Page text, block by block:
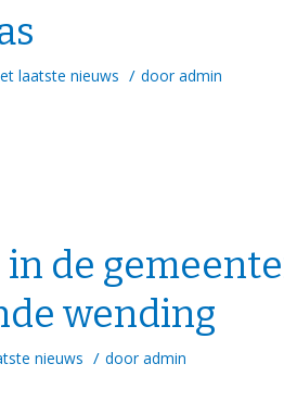
laatste nieuws / door admin
in de
wending
nieuws / door admin